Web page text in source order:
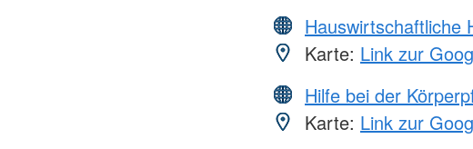
Hauswirtschaftliche
Karte: Link zur
Hilfe bei der
Karte: Link zur